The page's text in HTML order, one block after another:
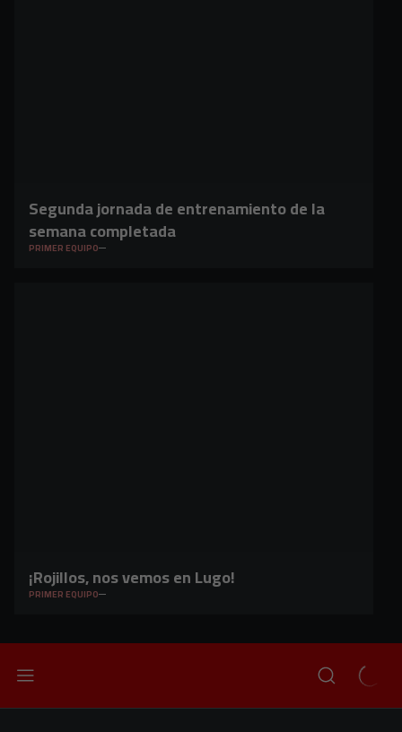
Segunda jornada de entrenamiento de la
semana completada
PRIMER EQUIPO
¡Rojillos, nos vemos en Lugo!
PRIMER EQUIPO